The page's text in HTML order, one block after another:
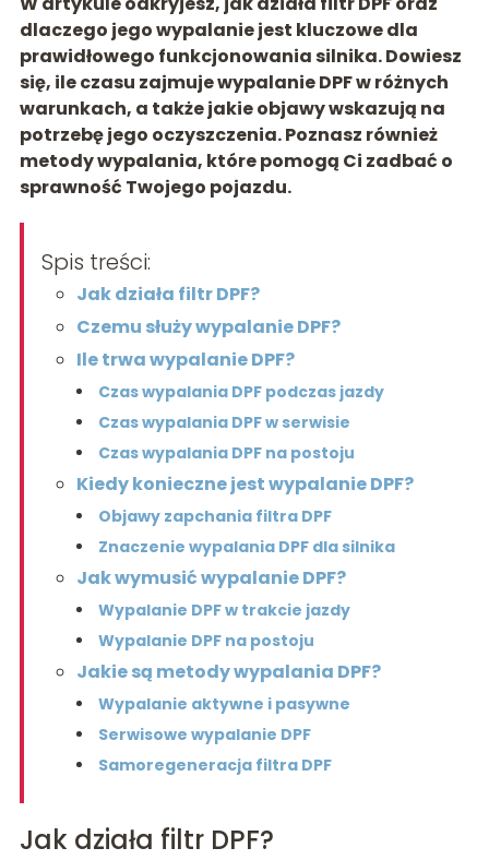
dlaczego jego wypalanie jest kluczowe dla
prawidłowego funkcjonowania silnika. Dowiesz
się, ile czasu zajmuje wypalanie DPF w różnych
warunkach, a także jakie objawy wskazują na
potrzebę jego oczyszczenia. Poznasz również
metody wypalania, które pomogą Ci zadbać o
sprawność Twojego pojazdu.
Spis treści:
Jak działa filtr DPF?
Czemu służy wypalanie DPF?
Ile trwa wypalanie DPF?
Czas wypalania DPF podczas jazdy
Czas wypalania DPF w serwisie
Czas wypalania DPF na postoju
Kiedy konieczne jest wypalanie DPF?
Objawy zapchania filtra DPF
Znaczenie wypalania DPF dla silnika
Jak wymusić wypalanie DPF?
Wypalanie DPF w trakcie jazdy
Wypalanie DPF na postoju
Jakie są metody wypalania DPF?
Wypalanie aktywne i pasywne
Serwisowe wypalanie DPF
Samoregeneracja filtra DPF
Jak działa filtr DPF?